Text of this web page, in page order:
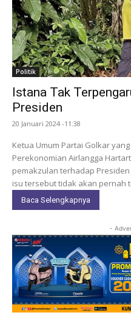
Politik
Istana Tak
Presiden
20 Januari 2024 -11:38
Ketua Umum Partai Golkar
Perekonomian Airlangga
pemakzulan terhadap Presiden
isu tersebut tidak akan pernah
Baca Selengkapnya
-